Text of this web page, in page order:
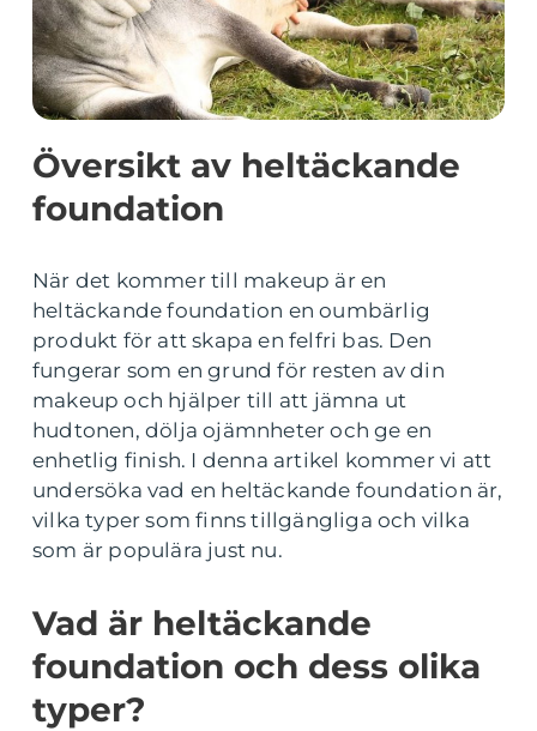
Översikt av heltäckande
foundation
När det kommer till makeup är en
heltäckande foundation en oumbärlig
produkt för att skapa en felfri bas. Den
fungerar som en grund för resten av din
makeup och hjälper till att jämna ut
hudtonen, dölja ojämnheter och ge en
enhetlig finish. I denna artikel kommer vi att
undersöka vad en heltäckande foundation är,
vilka typer som finns tillgängliga och vilka
som är populära just nu.
Vad är heltäckande
foundation och dess olika
typer?